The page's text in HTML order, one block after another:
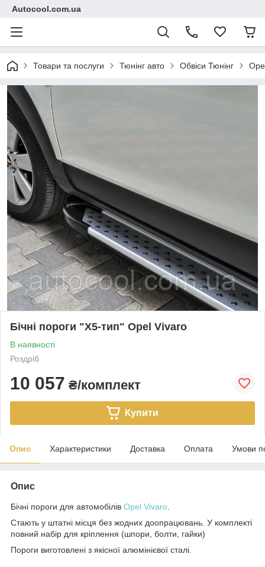
Autocool.com.ua
Товари та послуги Тюнінг авто Обвіси Тюнінг
Бічні пороги "X5-тип" Opel Vivaro
В наявності
Роздріб
10 057 ₴/комплект
Купити
Опис Характеристики Доставка Оплата Умови
Опис
Бічні пороги для автомобілів Opel Vivaro
Стають у штатні місця без жодних доопрацювань. У комплекті
повний набір для кріплення (шпори, болти, гайки)
Пороги виготовлені з якісної алюмінієвої сталі.